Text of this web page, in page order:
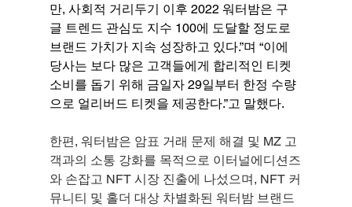
만, 사회적 거리두기 이후 2022 워터밤은 구
글 트렌드 관심도 지수 100에 도달할 정도로
브랜드 가치가 지속 성장하고 있다.”며 “이에
당사는 보다 많은 고객들에게 합리적인 티켓
소비를 돕기 위해 금일자 29일부터 한정 수량
으로 얼리버드 티켓을 제공한다.”고 말했다.
한편, 워터밤은 암표 거래 문제 해결 및 MZ 고
객과의 소통 강화를 목적으로 이터널에디션즈
와 손잡고 NFT 시장 진출에 나섰으며, NFT 커
뮤니티 및 홀더 대상 차별화된 워터밤 브랜드